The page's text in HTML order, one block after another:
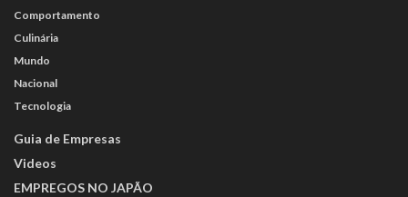
Comportamento
Culinária
Mundo
Nacional
Tecnologia
Guia de Empresas
Videos
EMPREGOS NO JAPÃO